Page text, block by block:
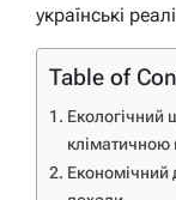
українські
Table of
Екологічний
Економічний